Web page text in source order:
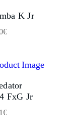
K Jr
€
FxG Jr
€